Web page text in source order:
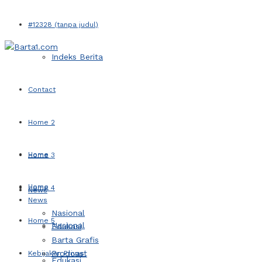
#12328 (tanpa judul)
Indeks Berita
Contact
Home 2
Home 3
Home 4
Home 5
Kebijakan Privasi
Home
News
Nasional
Home
News
Nasional
Edukasi
Barta Grafis
Prodcast